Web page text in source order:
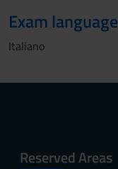
Exam language
Italiano
Reserved Areas